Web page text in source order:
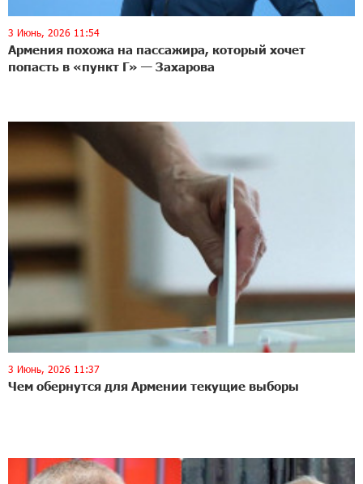
3 Июнь, 2026 11:54
Армения похожа на пассажира, который хочет
попасть в «пункт Г» — Захарова
3 Июнь, 2026 11:37
Чем обернутся для Армении текущие выборы